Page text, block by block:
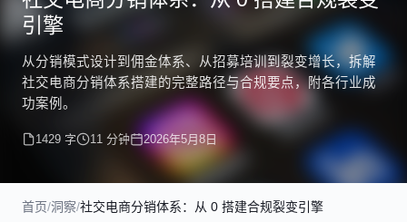
引擎
从分销模式设计到佣金体系、从招募培训到裂变增长，拆解
社交电商分销体系搭建的完整路径与合规要点，附各行业成
功案例。
1429 字 11 分钟 2026年5月8日
首页/洞察/社交电商分销体系：从 0 搭建合规裂变引擎